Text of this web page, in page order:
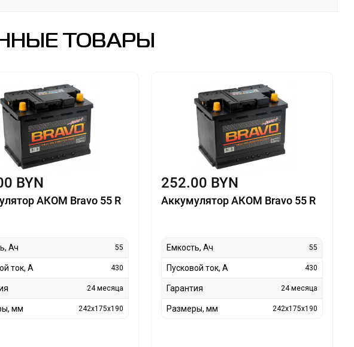
ТОВАРЫ
BYN
АКОМ Bravo 55 R
Ач 55
ток, А 430
24 месяца
мм 242x175x190
252.00 BYN
Аккумулятор АКОМ Bravo 55 R
Емкость, Ач 55
Пусковой ток, А 430
Гарантия 24 месяца
Размеры, мм 242x175x190